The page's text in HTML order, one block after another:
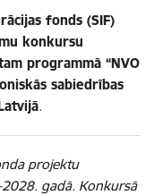
fonds (SIF)
konkursu
programmā “NVO
sabiedrības
.
projektu
gadā. Konkursā